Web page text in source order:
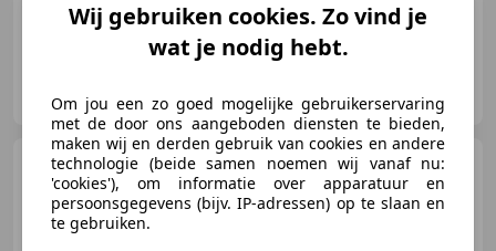
NL-8071 GD NUNSPEET
DS Automobiles DS 4
Crossback1.2 PureTech
Business Airco Cruise Control
Wij gebruiken cookies. Zo vind je
wat je nodig hebt.
Om jou een zo goed mogelijke gebruikerservaring
met de door ons aangeboden diensten te bieden,
maken wij en derden gebruik van cookies en andere
technologie (beide samen noemen wij vanaf nu:
'cookies'), om informatie over apparatuur en
persoonsgegevens (bijv. IP-adressen) op te slaan en
te gebruiken.